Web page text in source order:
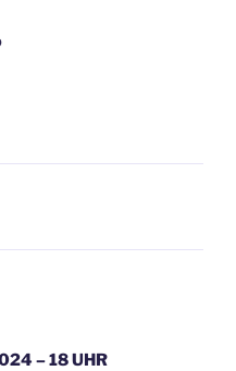
– 18 UHR